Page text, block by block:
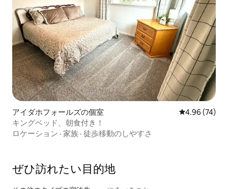
アイダホフォールズの個室 レビュー74
4.96 (74)
キングベッド、朝食付き！
ロケーション · 家族 · 徒歩移動のしやすさ
ぜひ訪⁠れ⁠た⁠い目⁠的⁠地